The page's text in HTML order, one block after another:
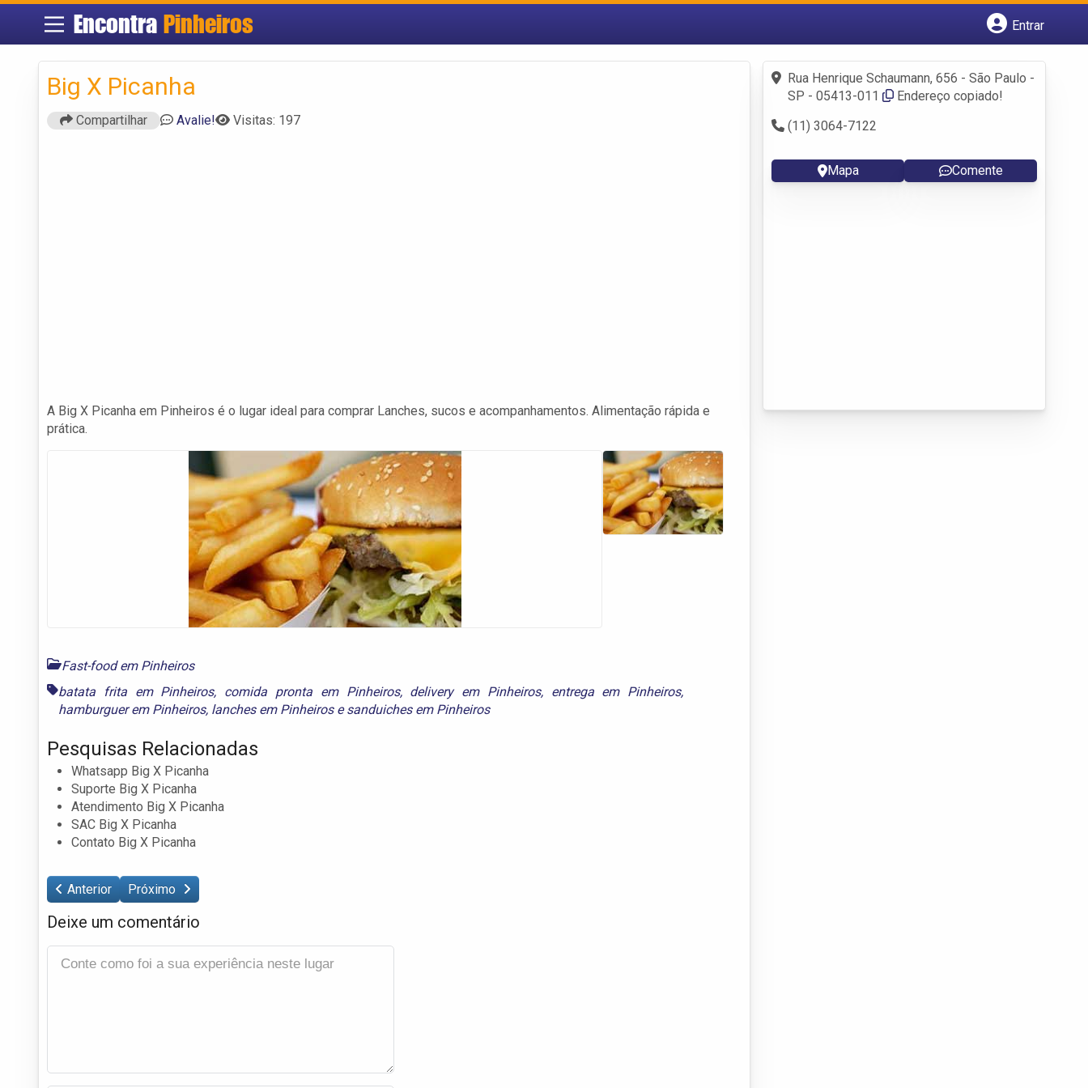
Encontra Pinheiros
Entrar
Fazer login
Criar conta
Big X Picanha
Compartilhar Avalie! Visitas: 197
A Big X Picanha em Pinheiros é o lugar ideal para comprar Lanches, sucos e acompanhamentos. Alimentação rápida e
prática.
Fast-food em Pinheiros
batata frita em Pinheiros, comida pronta em Pinheiros, delivery em Pinheiros, entrega em Pinheiros,
hamburguer em Pinheiros, lanches em Pinheirosesanduiches em Pinheiros
Pesquisas Relacionadas
Whatsapp Big X Picanha
Suporte Big X Picanha
Atendimento Big X Picanha
SAC Big X Picanha
Contato Big X Picanha
Anterior Próximo
Deixe um comentário
Rua Henrique Schaumann, 656 - São Paulo -
SP - 05413-011
Endereço copiado!
(11) 3064-7122
Mapa Comente